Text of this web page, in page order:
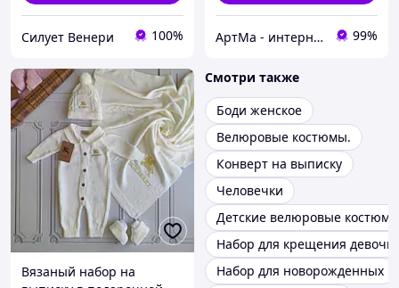
Силует Венери 100% АртМа - интернет магазин детского текстиля 99%
Вязаный набор на
Смотри также
Боди женское
Велюровые костюмы.
Конверт на выписку
Человечки
Детские велюровые костюмы
Набор для крещения
Набор для новорожденных